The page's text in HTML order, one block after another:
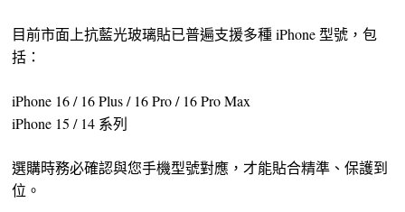
目前市面上抗藍光玻璃貼已普遍支援多種 iPhone 型號，包
括：
iPhone 16 / 16 Plus / 16 Pro / 16 Pro Max
iPhone 15 / 14 系列
選購時務必確認與您手機型號對應，才能貼合精準、保護到
位。